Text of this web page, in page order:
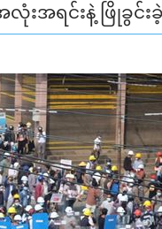
းအရင်းနဲ့ ဖြိုခွင်းခဲ့